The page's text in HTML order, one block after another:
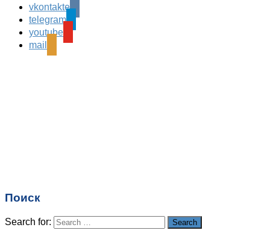
Leave a Reply
Ваш адрес email не будет опубликован.
поля помечены
vkontakte
telegram
youtube
mail
Поиск
Search for: Search